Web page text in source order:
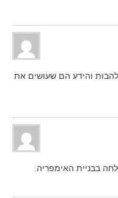
והידע הם שעושים את
בבניית האימפריה.